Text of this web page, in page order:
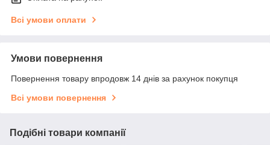
Всі умови оплати
Умови повернення
Повернення товару впродовж 14 днів за рахунок покупця
Всі умови повернення
Подібні товари компанії